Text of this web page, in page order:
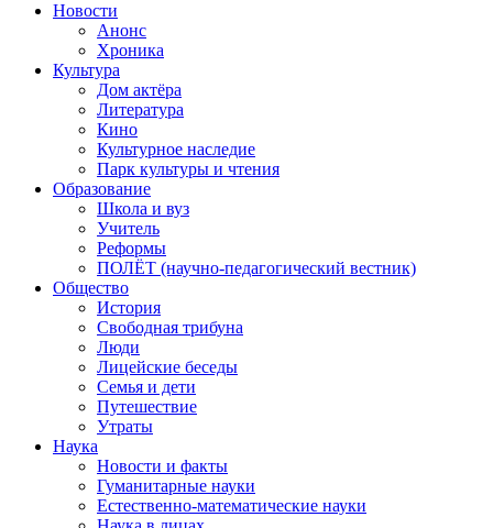
Новости
Анонс
Хроника
Культура
Дом актёра
Литература
Кино
Культурное наследие
Парк культуры и чтения
Образование
Школа и вуз
Учитель
Реформы
ПОЛЁТ (научно-педагогический вестник)
Общество
История
Свободная трибуна
Люди
Лицейские беседы
Семья и дети
Путешествие
Утраты
Наука
Новости и факты
Гуманитарные науки
Естественно-математические науки